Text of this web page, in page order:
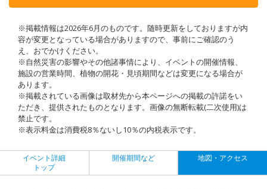
※掲載情報は2026年6月のものです。随時更新をしておりますが内
容が変更となっている場合がありますので、事前にご確認のう
え、おでかけください。
※自然災害の影響やその他諸事情により、イベントの開催情報、
施設の営業時間、植物の開花・見頃期間などは変更になる場合が
あります。
※掲載されている画像は取材先から本ページへの掲載の許諾をい
ただき、提供されたものとなります。画像の無断転載(二次使用)は
禁止です。
※表示料金は消費税8％ないし10％の内税表示です。
イベント詳細
トップ
開催期間など 地図・アクセス